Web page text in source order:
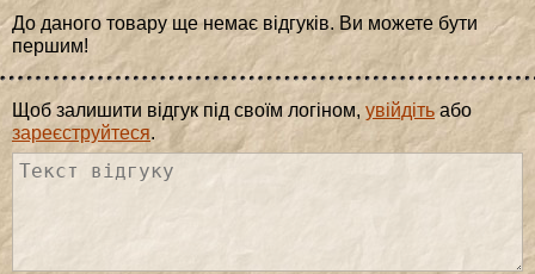
До даного товару ще немає відгуків. Ви можете бути
першим!
Щоб залишити відгук під своїм логіном, увійдіть або
зареєструйтеся.